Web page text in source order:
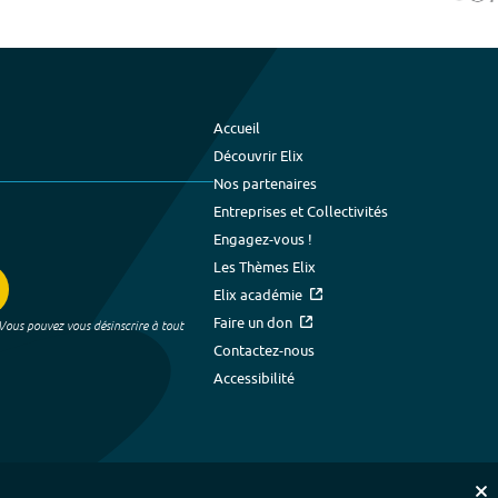
pouvez vous désinscrire à tout
Accueil
Découvrir Elix
Nos partenaires
Entreprises et Collectivités
Engagez-vous !
Les Thèmes Elix
Elix académie
Faire un don
Contactez-nous
Accessibilité